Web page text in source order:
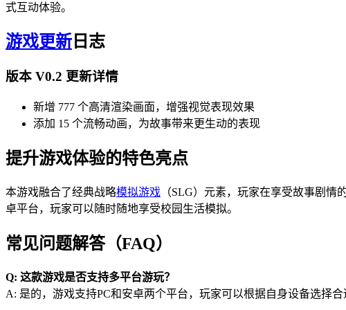
式互动体验。
游戏更新 日志
版本 V0.2 更新详情
新增 777 个高清渲染画面，增强视觉表现效果
添加 15 个流畅动画，为故事带来更生动的表现
提升游戏体验的特色亮点
本游戏融合了经典战略模拟游戏 （SLG）元素，玩家在享受故事剧
卓平台，玩家可以随时随地享受校园生活模拟。
常见问题解答（FAQ）
Q: 这款游戏是否支持多平台游玩？
A: 是的，游戏支持PC和安卓两个平台，玩家可以根据自身设备选择合